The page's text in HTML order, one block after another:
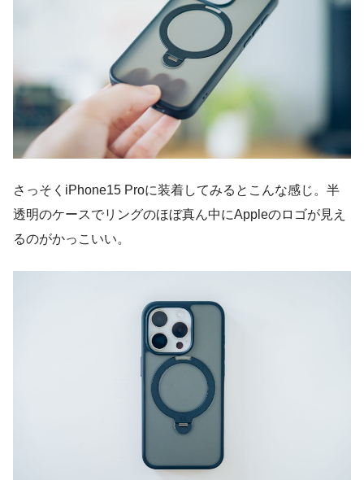
さっそくiPhone15 Proに装着してみるとこんな感じ。半
透明のケースでリングのほぼ真ん中にAppleのロゴが見え
るのがかっこいい。